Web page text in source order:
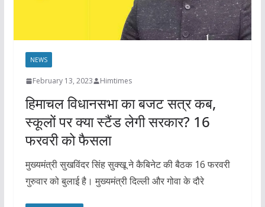
NEWS
February 13, 2023 Himtimes
हिमाचल विधानसभा का बजट सत्र कब,
स्कूलों पर क्या स्टैंड लेगी सरकार? 16
फरवरी को फैसला
मुख्यमंत्री सुखविंदर सिंह सुक्खू ने कैबिनेट की बैठक 16 फरवरी
गुरुवार को बुलाई है। मुख्यमंत्री दिल्ली और गोवा के दौरे